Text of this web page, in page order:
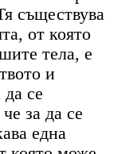
съществува
от която
тела, е
и
се
за да се
една